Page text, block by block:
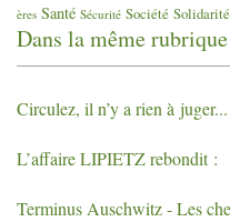
ères Santé Sécurité Société Solidarité
Dans la même rubrique
Circulez, il n’y a rien à juger...
L’affaireLIPIETZrebondit :
Terminus Auschwitz - Les